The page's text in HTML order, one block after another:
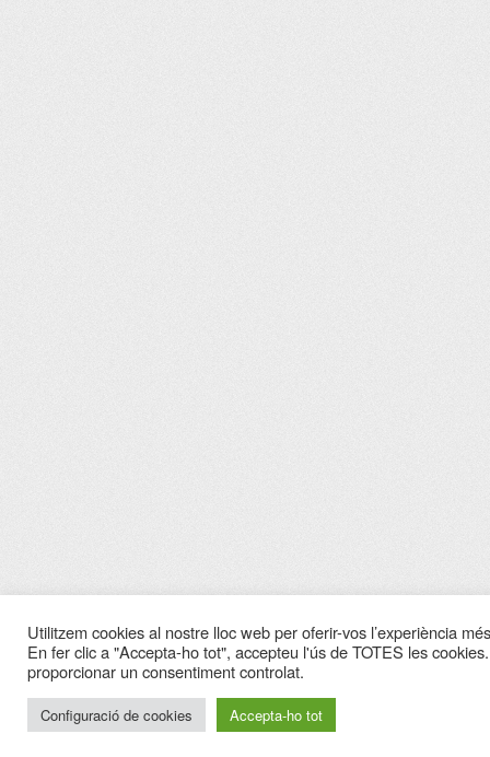
Utilitzem cookies al nostre lloc web per oferir-vos l’experiència
En fer clic a "Accepta-ho tot", accepteu l'ús de TOTES les
proporcionar un consentiment controlat.
Configuració de cookies Accepta-ho tot